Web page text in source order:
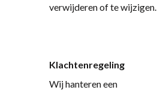
verwijderen of te wijzigen.
Klachtenregeling
Wij hanteren een